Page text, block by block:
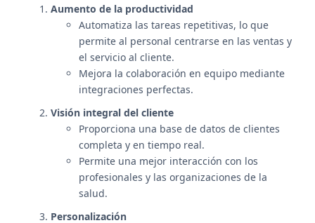
Aumento de la productividad
Automatiza las tareas repetitivas, lo que
permite al personal centrarse en las ventas y
el servicio al cliente.
Mejora la colaboración en equipo mediante
integraciones perfectas.
Visión integral del cliente
Proporciona una base de datos de clientes
completa y en tiempo real.
Permite una mejor interacción con los
profesionales y las organizaciones de la
salud.
Personalización